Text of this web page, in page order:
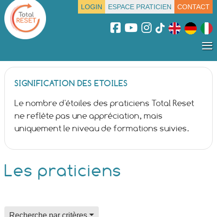
LOGIN ESPACE PRATICIEN CONTACT
≡
SIGNIFICATION DES ETOILES
Le nombre d'étoiles des praticiens Total Reset
ne reflète pas une appréciation, mais
uniquement le niveau de formations suivies.
Les praticiens
Recherche par critèresfield for alpha index